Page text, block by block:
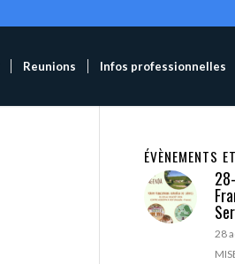
Reunions Infos professionnelles
ÉVÈNEMENTS
28